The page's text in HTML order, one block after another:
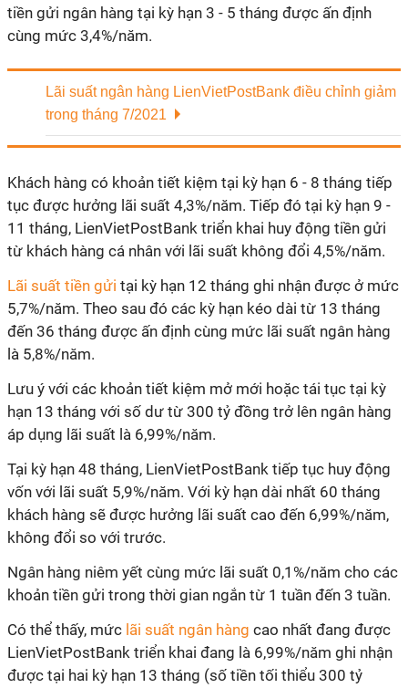
tiền gửi ngân hàng tại kỳ hạn 3 - 5 tháng được ấn định
cùng mức 3,4%/năm.
Lãi suất ngân hàng LienVietPostBank điều chỉnh giảm
trong tháng 7/2021
Khách hàng có khoản tiết kiệm tại kỳ hạn 6 - 8 tháng tiếp
tục được hưởng lãi suất 4,3%/năm. Tiếp đó tại kỳ hạn 9 -
11 tháng, LienVietPostBank triển khai huy động tiền gửi
từ khách hàng cá nhân với lãi suất không đổi 4,5%/năm.
Lãi suất tiền gửi tại kỳ hạn 12 tháng ghi nhận được ở mức
5,7%/năm. Theo sau đó các kỳ hạn kéo dài từ 13 tháng
đến 36 tháng được ấn định cùng mức lãi suất ngân hàng
là 5,8%/năm.
Lưu ý với các khoản tiết kiệm mở mới hoặc tái tục tại kỳ
hạn 13 tháng với số dư từ 300 tỷ đồng trở lên ngân hàng
áp dụng lãi suất là 6,99%/năm.
Tại kỳ hạn 48 tháng, LienVietPostBank tiếp tục huy động
vốn với lãi suất 5,9%/năm. Với kỳ hạn dài nhất 60 tháng
khách hàng sẽ được hưởng lãi suất cao đến 6,99%/năm,
không đổi so với trước.
Ngân hàng niêm yết cùng mức lãi suất 0,1%/năm cho các
khoản tiền gửi trong thời gian ngắn từ 1 tuần đến 3 tuần.
Có thể thấy, mức lãi suất ngân hàng cao nhất đang được
LienVietPostBank triển khai đang là 6,99%/năm ghi nhận
được tại hai kỳ hạn 13 tháng (số tiền tối thiểu 300 tỷ